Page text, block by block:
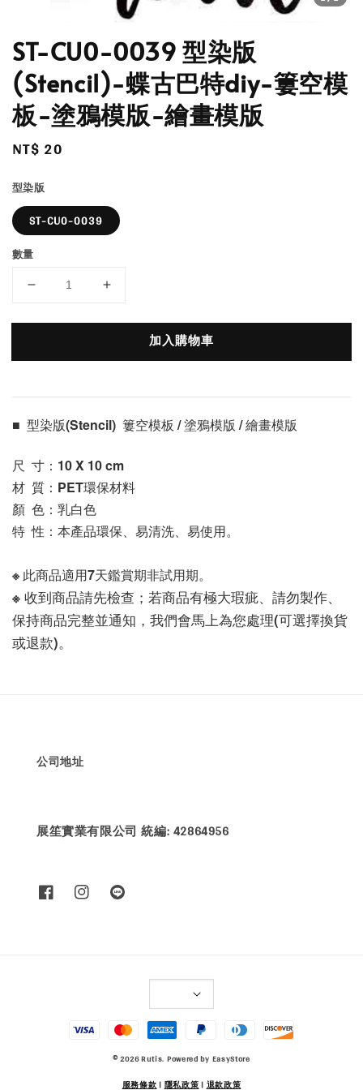
ST-CU0-0039 型染版
(Stencil)-蝶古巴特diy-簍空模
板-塗鴉模版-繪畫模版
Regular
NT$ 20
型染版
ST-CU0-0039
數量
加入購物車
■  型染版(Stencil)  簍空模板 / 塗鴉模版 / 繪畫模版
尺  寸：10 X 10 cm
材  質：PET環保材料
顏  色：乳白色
特  性：本產品環保、易清洗、易使用。
※ 此商品適用7天鑑賞期非試用期。
※ 收到商品請先檢查；若商品有極大瑕疵、請勿製作、
保持商品完整並通知，我們會馬上為您處理(可選擇換貨
或退款)。
公司地址
展笙實業有限公司 統編: 42864956
© 2026 Rutis. Powered by EasyStore
服務條款| 隱私政策| 退款政策